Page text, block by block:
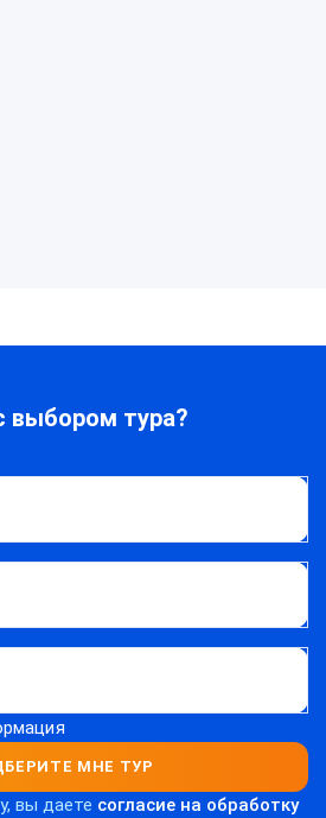
тура?
МНЕ ТУР
вы даете согласие на обработку